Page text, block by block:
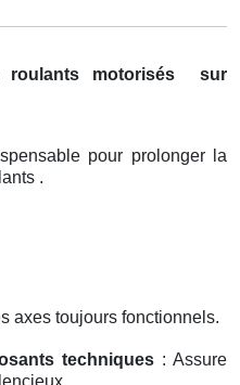
motorisés
sur
pour prolonger la
.
axes toujours fonctionnels.
techniques : Assure